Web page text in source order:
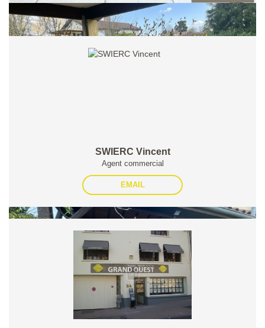
Partager :
SWIERC Vincent
Agent commercial
EMAIL